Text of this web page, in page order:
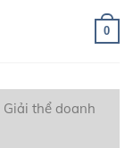
0
Giải thể doanh